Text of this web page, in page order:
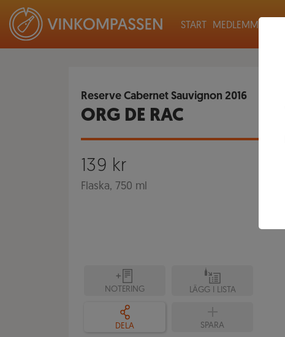
START MEDLEMMAR
Reserve Cabernet Sauvignon 2016
ORG DE RAC
139 kr
Flaska, 750 ml
NOTERING LÄGG I LISTA
DELA SPARA